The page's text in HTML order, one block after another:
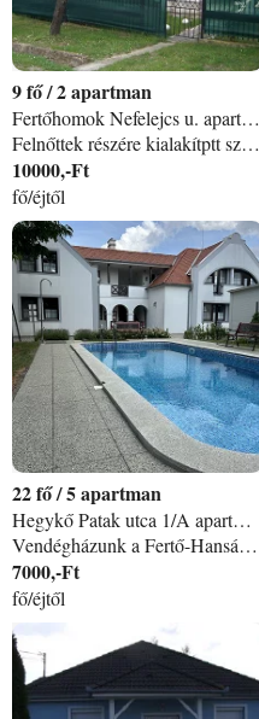
9 /2 apartman
Fertőhomok Nefelejcs u. apartman
Felnőttek részére kialakítptt szálláshely. Csendes üdülőhelyi zöld környezetben önálló apartmanokban tudjuk elhelyezni pihenni, kirándulni érkező vendégeinket. A minimum 4 fő, 2 éj. 1-2 személyre is apartman árat számítunk. A kerékpárokat a teraszon vagy a kertben lehet tárolni. IFA: 300 Ft/fő/éj. Szezonálisan működik.
10000,-Ft
fő/éjtől
22 /5 apartman
Hegykő Patak utca 1/A apartman
Vendégházunk a Fertő-Hanság Nemzeti Park területén fekszik. A Fertőpart jellegzetes építészeti stílusát magán viselő épület gondtalan kikapcsolódást és pihenést kínál az idelátogatónak. Kétágyas fürdőszobás apartmanjainkban tágas konyha, étkezősarok, színes TV és hűtőszekrény áll vendégeink rendelkezésére. Udvarunkon vízforgatós medence található, mely minden vendégünk számára ingyenesen használható. A Fertő-tavat körülölelő kerékpárút házunk előtt halad el. Ismerje meg a Fertő-tavat, kezdje Fertő-parti kirándulását a hegykői Szanyi Vendégháztól!
7000,-Ft
fő/éjtől